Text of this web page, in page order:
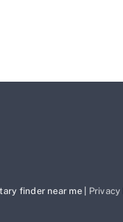
finder near me | Privacy